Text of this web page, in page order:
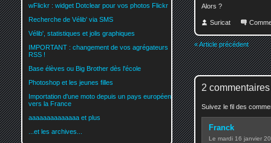
Alors ?
Suricat
« Article précédent
2 commentaires
Suivez le fil des
Franck
Le mardi 16 janvier
wFlickr : widget Dotclear pour vos photos Flickr
Recherche de Vélib' via SMS
Vélib', statistiques et jolis graphiques
IMPORTANT : changement de vos agrégateurs
RSS !
Base élèves ou Big Brother dès l'école
Photoshop et les jeunes filles
Importation d'une moto depuis un pays européen
vers la France
aaaaaaaaaaaaaa et plus
...et les archives...